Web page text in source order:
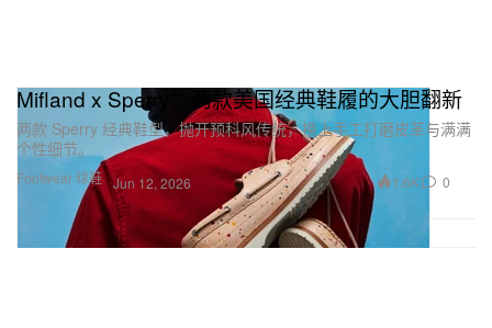
Footwear 球鞋
Mifland x Sperry：两款美国经典鞋履的大胆翻新
两款 Sperry 经典鞋型，抛开预科风传统，换上手工打磨皮革与满满
个性细节。
Jun 12, 2026 1.6K 0